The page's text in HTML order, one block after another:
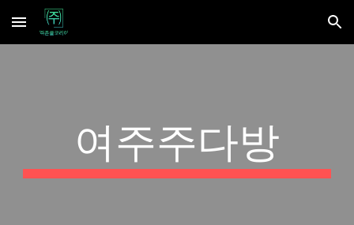
Skip to main content Skip to navigation
여주주다방